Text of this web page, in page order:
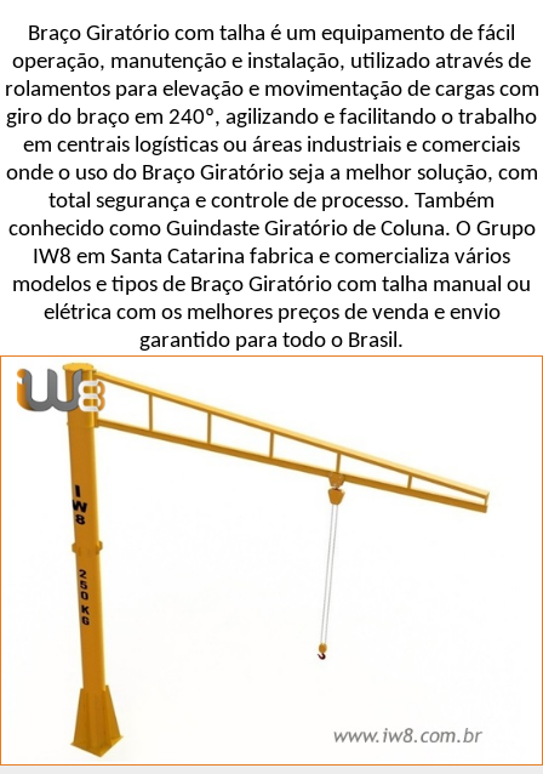
Braço Giratório com talha é um equipamento de fácil
operação, manutenção e instalação, utilizado através de
rolamentos para elevação e movimentação de cargas com
giro do braço em 240º, agilizando e facilitando o trabalho
em centrais logísticas ou áreas industriais e comerciais
onde o uso do Braço Giratório seja a melhor solução, com
total segurança e controle de processo. Também
conhecido como Guindaste Giratório de Coluna. O Grupo
IW8 em Santa Catarina fabrica e comercializa vários
modelos e tipos de Braço Giratório com talha manual ou
elétrica com os melhores preços de venda e envio
garantido para todo o Brasil.